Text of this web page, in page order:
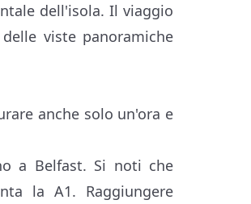
dell'isola. Il viaggio
viste panoramiche
anche solo un'ora e
a Belfast. Si noti che
la A1. Raggiungere